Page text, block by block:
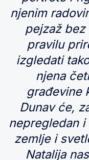
njenim
pejzaž
pravilu
izgledati
njena
građevine
Dunav će,
nepregledan
zemlje i
Natalija